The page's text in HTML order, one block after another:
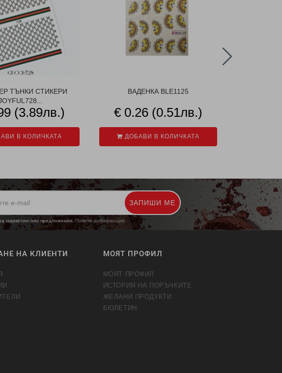
ТЪНКИ СТИКЕРИ
(3.89лв.)
В КОЛИЧКАТА
ВАДЕНКА BLE1125
€ 0.26 (0.51лв.)
ДОБАВИ В КОЛИЧКАТА
ЗАПИШИ МЕ
маркетингови предложения. Повече информация
НА КЛИЕНТИ МОЯТ ПРОФИЛ
МОЯТ ПРОФИЛ
ИСТОРИЯ НА ПОРЪЧКИТЕ
ЖЕЛАНИ ПРОДУКТИ
БЮЛЕТИН